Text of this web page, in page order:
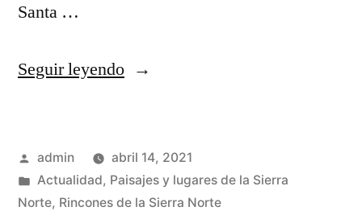
Santa …
Seguir leyendo«Angón
peculiar
iglesia»
Publicado
por
admin
abril 14, 2021
Publicado
en
Actualidad, Paisajes y lugares de la Sierra
Norte, Rincones de la Sierra Norte